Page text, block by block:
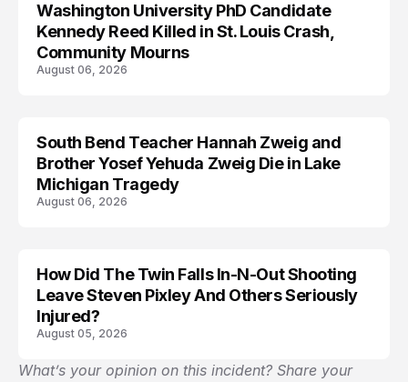
LIFESTYLE
Washington University PhD Candidate
Kennedy Reed Killed in St. Louis Crash,
Community Mourns
August 06, 2026
TRENDS
South Bend Teacher Hannah Zweig and
Brother Yosef Yehuda Zweig Die in Lake
Michigan Tragedy
August 06, 2026
How Did The Twin Falls In-N-Out Shooting
Leave Steven Pixley And Others Seriously
Injured?
August 05, 2026
What’s your opinion on this incident? Share your